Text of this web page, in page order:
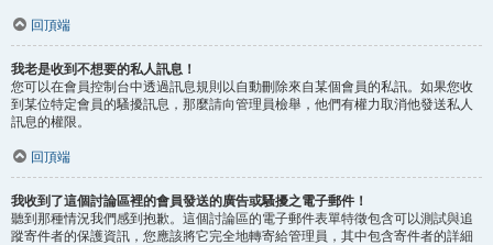
回頂端
我老是收到不想要的私人訊息！
您可以在會員控制台中透過訊息規則以自動刪除來自某個會員的私訊。如果您收
到某位特定會員的騷擾訊息，那麼請向管理員檢舉，他們有權力取消他發送私人
訊息的權限。
回頂端
我收到了這個討論區裡的會員發送的廣告或騷擾之電子郵件！
聽到那種情況我們感到抱歉。這個討論區的電子郵件表單特徵包含可以測試與追
蹤寄件者的保護資訊，您應該將它完全地轉寄給管理員，其中包含寄件者的詳細